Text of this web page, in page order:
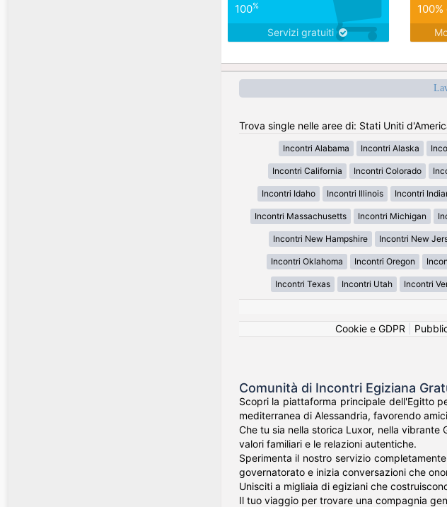
100%
Servizi gratuiti
Trova single nelle aree di: Stati Uniti
Incontri Alabama Incontri Alaska
Incontri California Incontri Colorado
Incontri Idaho Incontri Illinois Incontri
Incontri Massachusetts Incontri Michigan
Incontri New Hampshire Incontri New
Incontri Oklahoma Incontri Oregon
Incontri Texas Incontri Utah Incontri
Cookie e GDPR
Comunità di Incontri Egiziana
Scopri la piattaforma principale dell'Egitto
mediterranea di Alessandria, favorendo
Che tu sia nella storica Luxor, nella
valori familiari e le relazioni autentiche.
Sperimenta il nostro servizio
governatorato e inizia conversazioni che
Unisciti a migliaia di egiziani che
Il tuo viaggio per trovare una compagnia